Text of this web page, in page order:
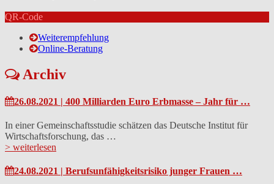
QR-Code
Weiterempfehlung
Online-Beratung
Archiv
26.08.2021 | 400 Milliarden Euro Erbmasse – Jahr für …
In einer Gemeinschaftsstudie schätzen das Deutsche Institut für
Wirtschaftsforschung, das …
> weiterlesen
24.08.2021 | Berufsunfähigkeitsrisiko junger Frauen …